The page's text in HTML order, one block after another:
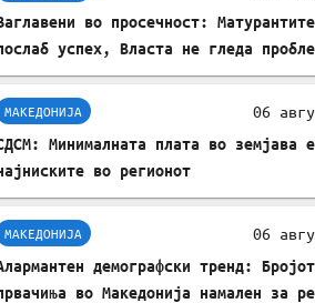
во просечност:
успех, Власта не гледа
МАКЕДОНИЈА 06
Минималната плата во земјава
во регионот
МАКЕДОНИЈА 06
демографски тренд:
во Македонија намален за